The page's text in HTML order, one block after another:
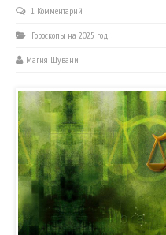
1 Комментарий
Гороскопы на 2025 год
Магия Шувани